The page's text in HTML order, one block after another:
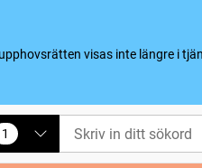
visas inte längre i
1
vald